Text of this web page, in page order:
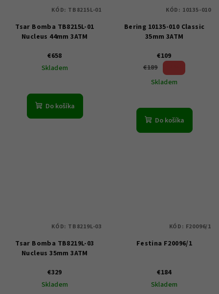
Tsar Bomba TB8215L-01
Nucleus 44mm 3ATM
€658
Skladem
Do košíka
KÓD: TB8215L-01
Bering 10135-010 Classic
35mm 3ATM
€109
€189
Skladem
Do košíka
KÓD: 10135-010
Tsar Bomba TB8219L-03
Nucleus 35mm 3ATM
€329
Skladem
KÓD: TB8219L-03
Festina F20096/1
€184
Skladem
KÓD: F20096/1